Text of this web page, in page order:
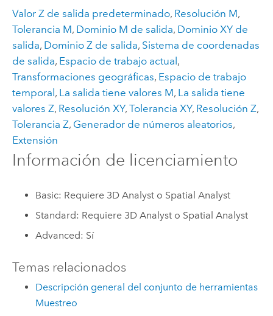
Valor Z de salida predeterminado, Resolución M,
Tolerancia M, Dominio M de salida, Dominio XY de
salida, Dominio Z de salida, Sistema de coordenadas
de salida, Espacio de trabajo actual ,
Transformaciones geográficas, Espacio de trabajo
temporal , La salida tiene valores M, La salida tiene
valores Z, Resolución XY, Tolerancia XY, Resolución Z,
Tolerancia Z, Generador de números aleatorios,
Extensión
Información de licenciamiento
Basic: Requiere 3D Analyst o Spatial Analyst
Standard: Requiere 3D Analyst o Spatial Analyst
Advanced: Sí
Temas relacionados
Descripción general del conjunto de herramientas
Muestreo